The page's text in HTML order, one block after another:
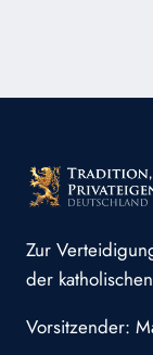
Zur
der
Vorsitzender: